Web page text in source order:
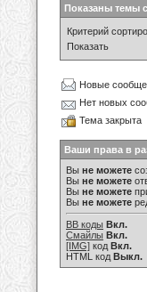
Показаны темы
Критерий
Показать
Новые
Нет новых
Тема закрыта
Ваши права в
Вы не можете
Вы не можете
Вы не можете
Вы не можете
BB коды Вкл.
Смайлы Вкл.
[IMG] код Вкл.
HTML код Выкл.